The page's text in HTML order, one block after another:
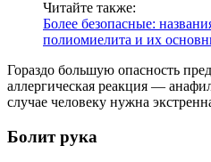
Читайте также:
Более безопасные:
полиомиелита и их
Гораздо большую опасность
аллергическая реакция —
случае человеку нужна
Болит рука